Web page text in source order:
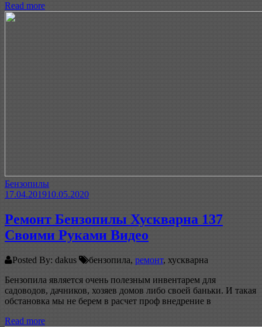
Read more
Бензопилы
17.04.201910.05.2020
Ремонт Бензопилы Хускварна 137
Своими Руками Видео
Posted By: dakus бензопила, ремонт, хускварна
Бензопила является очень полезным инвентарем для
садоводов, дачников, хозяев домов либо своей баньки. И такая
обстановка мы не берем в расчет проф внедрение в
Read more